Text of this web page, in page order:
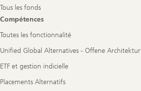
Tous les fonds
Compétences
Toutes les fonctionnalité
Unified Global Alternatives - Offene Architektur
ETF et gestion indicielle
Placements Alternatifs